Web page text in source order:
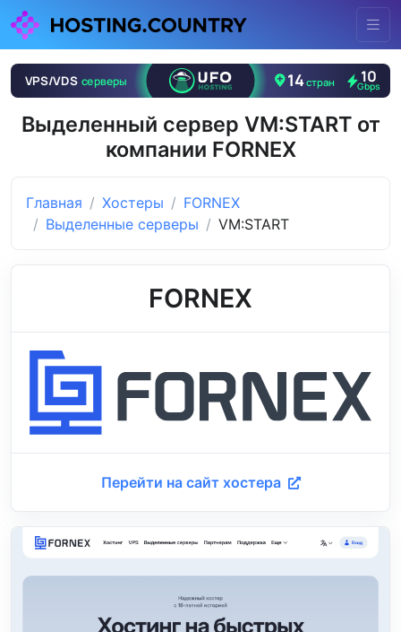
Выделенный сервер VM:START от
компании FORNEX
Главная Хостеры
FORNEX
Выделенные серверы
VM:START
FORNEX
Перейти на сайт хостера